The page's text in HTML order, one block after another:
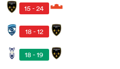
15 - 24
18 - 12
18 - 19